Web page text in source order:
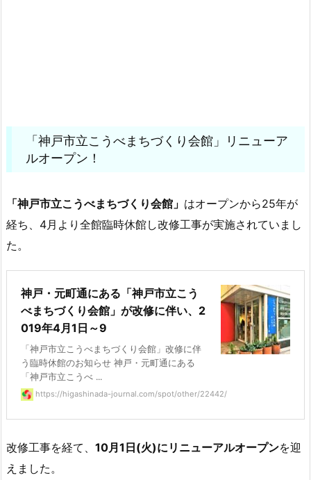
「神戸市立こうべまちづくり会館」リニューア
ルオープン！
「神戸市立こうべまちづくり会館」 はオープンから25年が
経ち、4月より全館臨時休館し改修工事が実施されていまし
た。
神戸・元町通にある「神戸市立こう
べまちづくり会館」が改修に伴い、2
019年4月1日～9
「神戸市立こうべまちづくり会館」改修に伴
う臨時休館のお知らせ 神戸・元町通にある
「神戸市立こうべ ...
https://higashinada-journal.com/spot/other/22442/
改修工事を経て、 10月1日(火)にリニューアルオープンを迎
えました。